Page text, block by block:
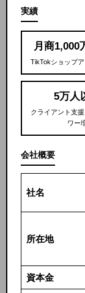
実績
月商1,000
TikTokショップ
5万人
クライアント支
ワー
会社概要
社名
所在地
資本金